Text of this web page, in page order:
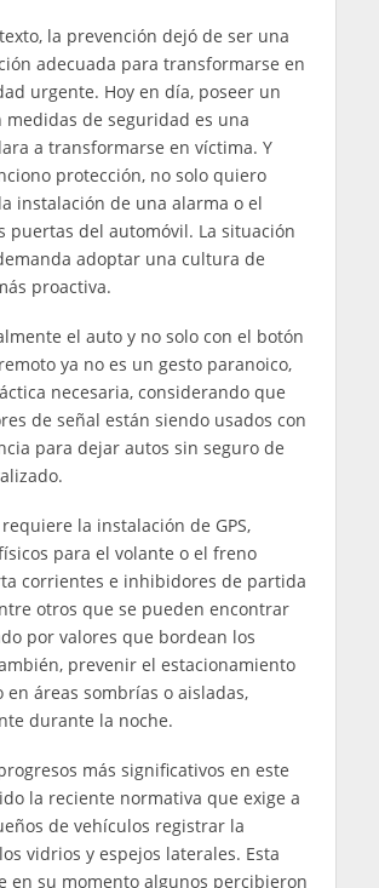
la prevención dejó de ser una
adecuada para transformarse en
urgente. Hoy en día, poseer un
medidas de seguridad es una
a transformarse en víctima. Y
protección, no solo quiero
instalación de una alarma o el
puertas del automóvil. La situación
adoptar una cultura de
proactiva.
el auto y no solo con el botón
ya no es un gesto paranoico,
necesaria, considerando que
de señal están siendo usados con
para dejar autos sin seguro de
la instalación de GPS,
para el volante o el freno
corrientes e inhibidores de partida
otros que se pueden encontrar
por valores que bordean los
prevenir el estacionamiento
en áreas sombrías o aisladas,
durante la noche.
más significativos en este
la reciente normativa que exige a
de vehículos registrar la
vidrios y espejos laterales. Esta
en su momento algunos percibieron